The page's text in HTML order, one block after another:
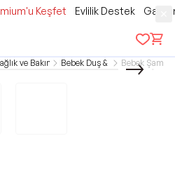
Keşfet Evlilik Destek
ve Bakım ÜrünleriBebek Duş & BanyoBebek